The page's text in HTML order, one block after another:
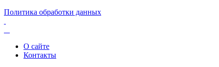
Политика обработки данных
О сайте
Контакты